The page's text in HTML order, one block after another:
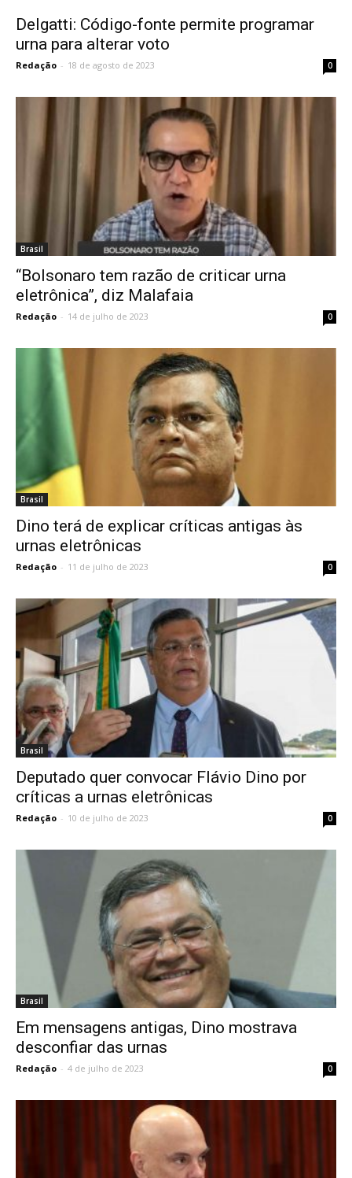
Delgatti: Código-fonte permite programar
urna para alterar voto
Redação - 18 de agosto de 2023 0
Brasil
“Bolsonaro tem razão de criticar urna
eletrônica”, diz Malafaia
Redação - 14 de julho de 2023 0
Brasil
Dino terá de explicar críticas antigas às
urnas eletrônicas
Redação - 11 de julho de 2023 0
Brasil
Deputado quer convocar Flávio Dino por
críticas a urnas eletrônicas
Redação - 10 de julho de 2023 0
Brasil
Em mensagens antigas, Dino mostrava
desconfiar das urnas
Redação - 4 de julho de 2023 0